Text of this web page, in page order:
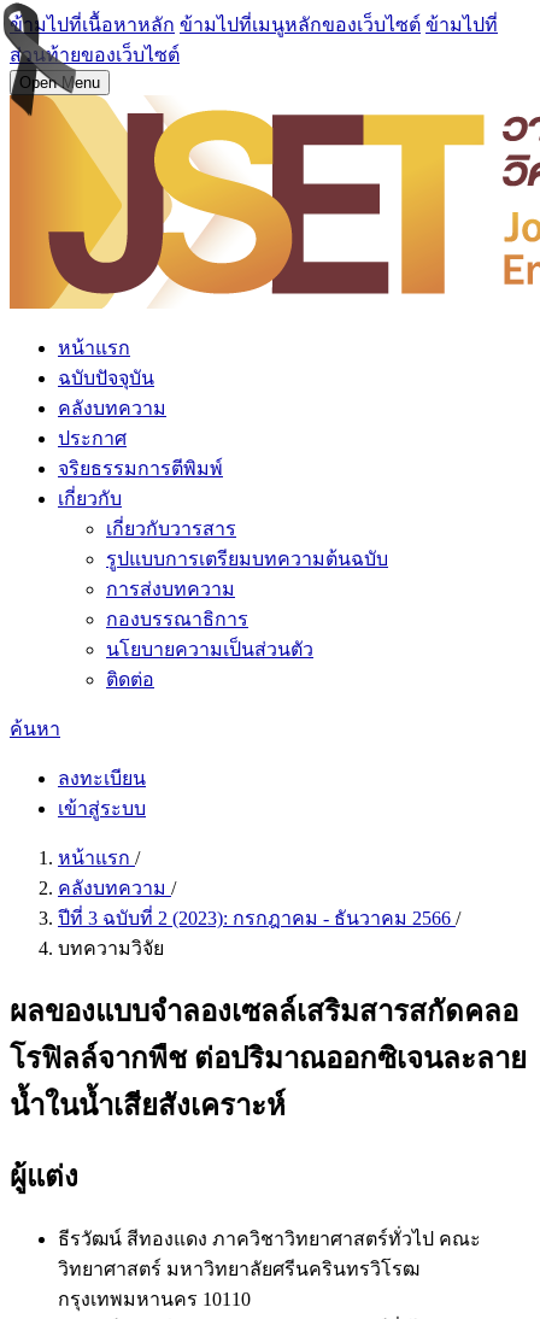
ข้ามไปที่เนื้อหาหลัก ข้ามไปที่เมนูหลักของเว็บไซต์ ข้ามไปที่
ส่วนท้ายของเว็บไซต์
Open Menu
หน้าแรก
ฉบับปัจจุบัน
คลังบทความ
ประกาศ
จริยธรรมการตีพิมพ์
เกี่ยวกับ
เกี่ยวกับวารสาร
รูปแบบการเตรียมบทความต้นฉบับ
การส่งบทความ
กองบรรณาธิการ
นโยบายความเป็นส่วนตัว
ติดต่อ
ค้นหา
ลงทะเบียน
เข้าสู่ระบบ
หน้าแรก /
คลังบทความ /
ปีที่ 3 ฉบับที่ 2 (2023): กรกฎาคม - ธันวาคม 2566 /
บทความวิจัย
ผลของแบบจำลองเซลล์เสริมสารสกัดคลอ
โรฟิลล์จากพืช ต่อปริมาณออกซิเจนละลาย
น้ำในน้ำเสียสังเคราะห์
ผู้แต่ง
ธีรวัฒน์ สีทองแดง ภาควิชาวิทยาศาสตร์ทั่วไป คณะ
วิทยาศาสตร์ มหาวิทยาลัยศรีนครินทรวิโรฒ
กรุงเทพมหานคร 10110